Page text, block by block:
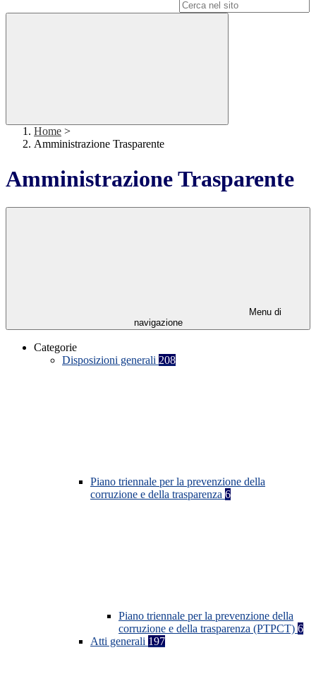
Home >
Amministrazione Trasparente
Amministrazione Trasparente
Menu di
navigazione
Categorie
Disposizioni generali 208
Piano triennale per la prevenzione della
corruzione e della trasparenza 6
Piano triennale per la prevenzione della
corruzione e della trasparenza (PTPCT) 6
Atti generali 197